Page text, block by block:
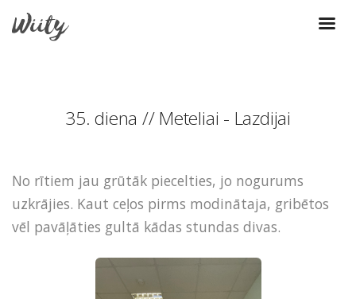
35. diena // Meteliai - Lazdijai
No rītiem jau grūtāk piecelties, jo nogurums
uzkrājies. Kaut ceļos pirms modinātaja, gribētos
vēl pavāļāties gultā kādas stundas divas.